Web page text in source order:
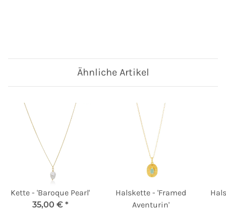
Ähnliche Artikel
Kette - 'Baroque Pearl'
35,00 € *
Halskette - 'Framed
Aventurin'